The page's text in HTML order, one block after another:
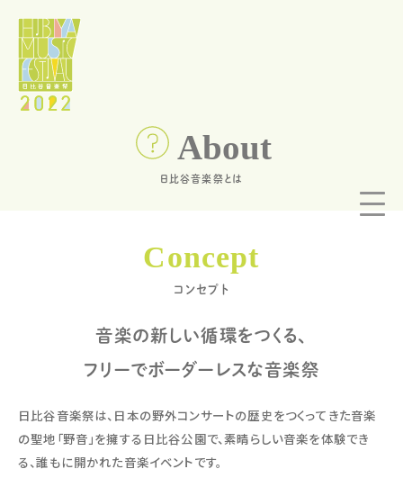
About
日比谷音楽祭とは
Concept
コンセプト
音楽の新しい循環をつくる、
フリーでボーダーレスな音楽祭
日比谷音楽祭は、日本の野外コンサートの歴史をつくってきた音楽
の聖地「野音」を擁する日比谷公園で、素晴らしい音楽を体験でき
る、誰もに開かれた音楽イベントです。